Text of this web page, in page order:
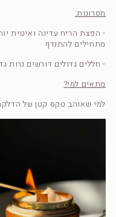
חסרונות:
- הפצת הריח עדינה ואיטית
מתחילים להתנדף
- חללים גדולים דורשים נרות
מתאים למי?
למי שאוהב טקס קטן של